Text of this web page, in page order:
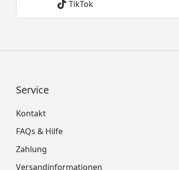
TikTok
Service
Kontakt
FAQs & Hilfe
Zahlung
Versandinformationen